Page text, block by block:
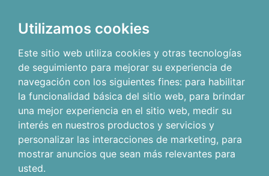
Utilizamos cookies
Este sitio web utiliza cookies y otras tecnologías
de seguimiento para mejorar su experiencia de
navegación con los siguientes fines: para habilitar
la funcionalidad básica del sitio web, para brindar
una mejor experiencia en el sitio web, medir su
interés en nuestros productos y servicios y
personalizar las interacciones de marketing, para
mostrar anuncios que sean más relevantes para
usted.